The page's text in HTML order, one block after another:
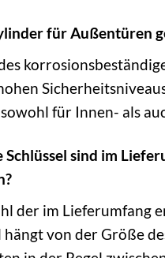
für Außentüren
für Innen- als
Schlüssel sind im
der im Lieferumfang
hängt von der Größe